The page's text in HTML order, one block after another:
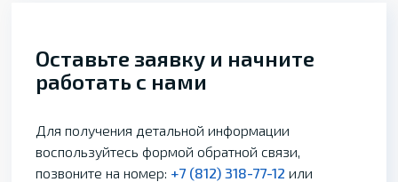
Оставьте заявку и начните
работать с нами
Для получения детальной информации
воспользуйтесь формой обратной связи,
позвоните на номер: +7 (812) 318-77-12 или